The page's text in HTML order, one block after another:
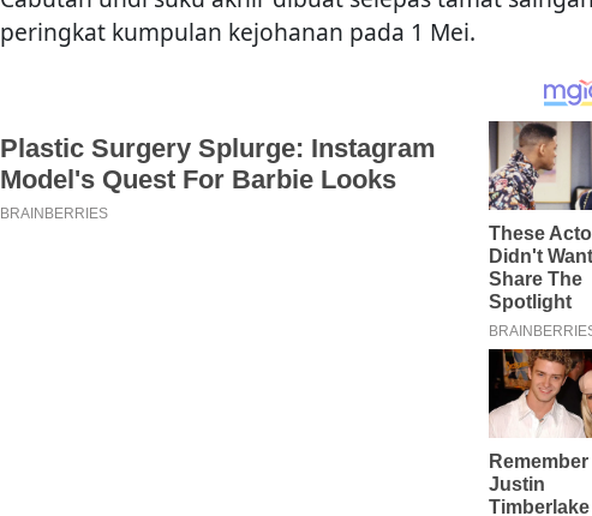
peringkat kumpulan kejohanan pada 1 Mei.